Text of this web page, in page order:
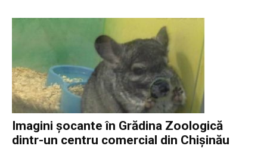
Imagini șocante în Grădina Zoologică
dintr-un centru comercial din Chișinău